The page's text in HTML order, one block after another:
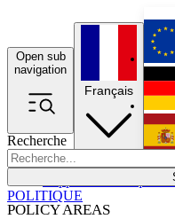
Open sub
navigation
Recherche
POLICY AREAS
Français
POLITIQUE